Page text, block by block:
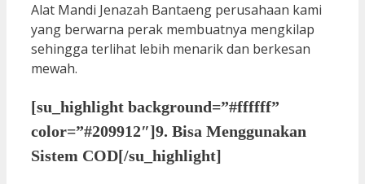
Alat Mandi Jenazah Bantaeng perusahaan kami
yang berwarna perak membuatnya mengkilap
sehingga terlihat lebih menarik dan berkesan
mewah.
[su_highlight background=”#ffffff”
color=”#209912″]9. Bisa Menggunakan
Sistem COD[/su_highlight]